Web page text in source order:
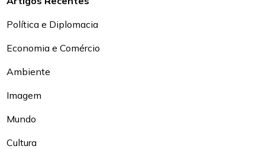
Política e Diplomacia
Economia e Comércio
Ambiente
Imagem
Mundo
Cultura